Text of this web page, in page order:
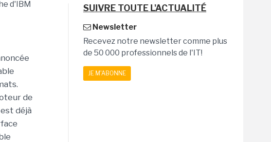
de
déjà
SUIVRE TOUTE L'ACTUALITÉ
Newsletter
Recevez notre newsletter comme plus
de 50 000 professionnels de l'IT!
JE M'ABONNE